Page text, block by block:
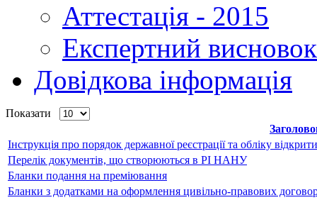
Аттестація - 2015
Експертний висновок
Довідкова інформація
Показати
Інструкція про порядок державної реєстрації та обліку
Перелік документів, що створюються в РІ НАНУ
Бланки подання на преміювання
Бланки з додатками на оформлення цивільно-правових